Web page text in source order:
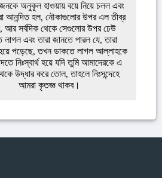
অনুকূল হাওয়ায় বয়ে নিয়ে চলল এবং
আনন্দিত হল, নৌকাগুলোর উপর এল তীব্র
আর সর্বদিক থেকে সেগুলোর উপর ঢেউ
এবং তারা জানতে পারল যে, তারা
পড়েছে, তখন ডাকতে লাগল আল্লাহকে
নিঃস্বার্থ হয়ে যদি তুমি আমাদেরকে এ
উদ্ধার করে তোল, তাহলে নিঃসন্দেহে
আমরা কৃতজ্ঞ থাকব।